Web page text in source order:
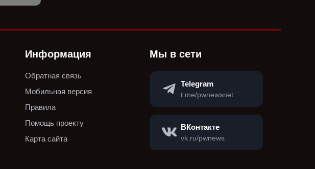
Информация
Обратная связь
Мобильная версия
Правила
Помощь проекту
Карта сайта
Мы в сети
Telegram
t.me/pwnewsnet
ВКонтакте
vk.ru/pwnews